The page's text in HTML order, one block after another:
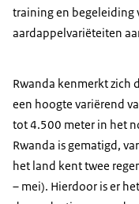
training en begeleiding
aardappelvariëteiten
Rwanda kenmerkt zich
een hoogte variërend
tot 4.500 meter in het
Rwanda is gematigd,
het land kent twee
– mei). Hierdoor is er